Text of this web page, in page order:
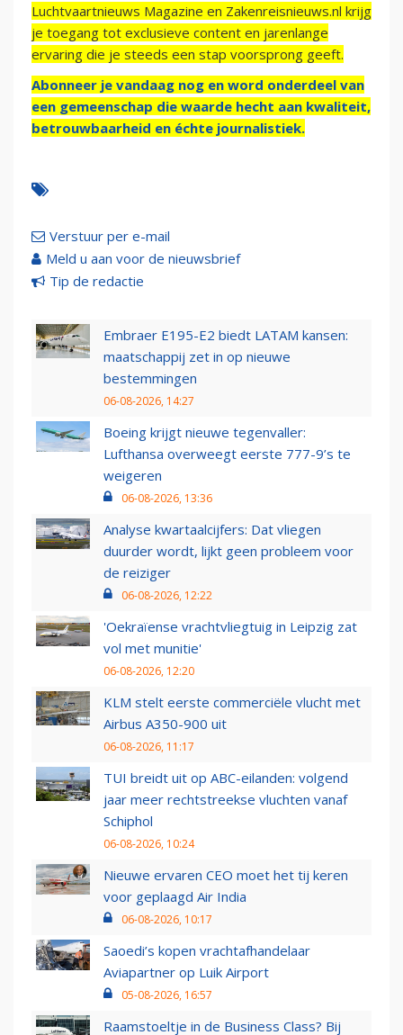
Luchtvaartnieuws Magazine en Zakenreisnieuws.nl krijg
je toegang tot exclusieve content en jarenlange
ervaring die je steeds een stap voorsprong geeft.
Abonneer je vandaag nog en word onderdeel van
een gemeenschap die waarde hecht aan kwaliteit,
betrouwbaarheid en échte journalistiek.
Verstuur per e-mail
Meld u aan voor de nieuwsbrief
Tip de redactie
Embraer E195-E2 biedt LATAM kansen:
maatschappij zet in op nieuwe
bestemmingen
06-08-2026, 14:27
Boeing krijgt nieuwe tegenvaller:
Lufthansa overweegt eerste 777-9’s te
weigeren
06-08-2026, 13:36
Analyse kwartaalcijfers: Dat vliegen
duurder wordt, lijkt geen probleem voor
de reiziger
06-08-2026, 12:22
'Oekraïense vrachtvliegtuig in Leipzig zat
vol met munitie'
06-08-2026, 12:20
KLM stelt eerste commerciële vlucht met
Airbus A350-900 uit
06-08-2026, 11:17
TUI breidt uit op ABC-eilanden: volgend
jaar meer rechtstreekse vluchten vanaf
Schiphol
06-08-2026, 10:24
Nieuwe ervaren CEO moet het tij keren
voor geplaagd Air India
06-08-2026, 10:17
Saoedi’s kopen vrachtafhandelaar
Aviapartner op Luik Airport
05-08-2026, 16:57
Raamstoeltje in de Business Class? Bij